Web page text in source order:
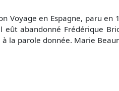
Voyage en Espagne, paru en
eût abandonné Frédérique
la parole donnée. Marie